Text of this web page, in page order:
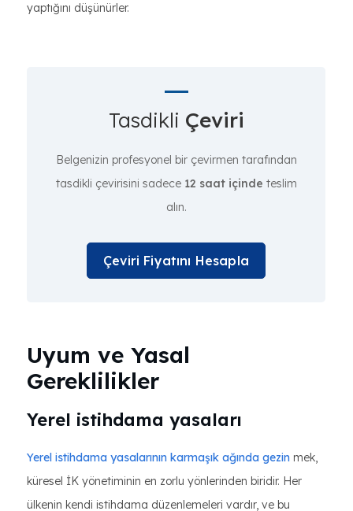
yaptığını düşünürler.
Tasdikli Çeviri
Belgenizin profesyonel bir çevirmen tarafından
tasdikli çevirisini sadece 12 saat içinde teslim
alın.
Çeviri Fiyatını Hesapla
Uyum ve Yasal
Gereklilikler
Yerel istihdama yasaları
Yerel istihdama yasalarının karmaşık ağında gezin mek,
küresel İK yönetiminin en zorlu yönlerinden biridir. Her
ülkenin kendi istihdama düzenlemeleri vardır, ve bu